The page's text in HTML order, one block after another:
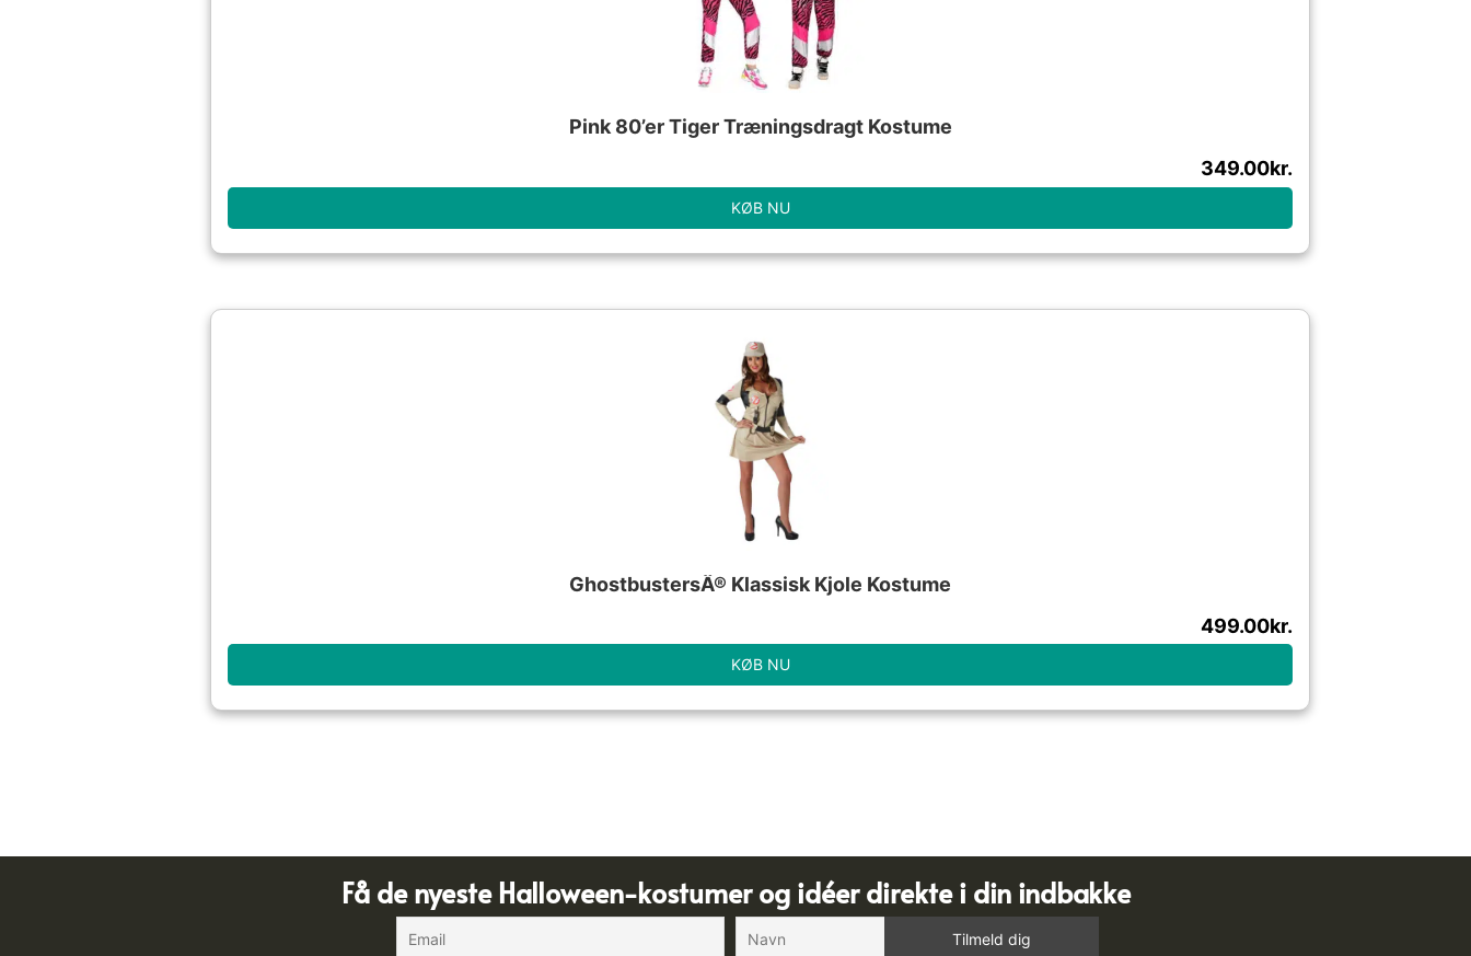
Pink 80’er Tiger Træningsdragt Kostume
349.00kr.
KØB NU
GhostbustersÂ® Klassisk Kjole Kostume
499.00kr.
KØB NU
Få de nyeste Halloween-kostumer og idéer direkte i din indbakke